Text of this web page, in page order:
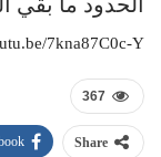
7kna87C0c-Y
367
Share